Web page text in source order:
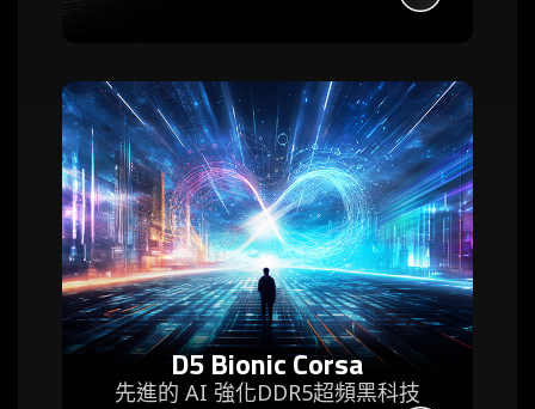
D5 Bionic Corsa
先進的 AI 強化DDR5超頻黑科技